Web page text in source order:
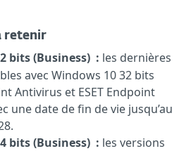
retenir
bits (Business) : les dernières
avec Windows 10 32 bits
Antivirus et ESET Endpoint
une date de fin de vie jusqu’au
bits (Business) : les versions